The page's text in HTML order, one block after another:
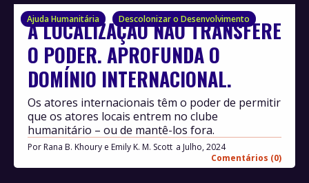
Ajuda Humanitária Descolonizar o Desenvolvimento
A LOCALIZAÇÃO NÃO TRANSFERE
O PODER. APROFUNDA O
DOMÍNIO INTERNACIONAL.
Por Rana B. Khoury e Emily K. M. Scott
Julho, 2024
Comentários (0)
Os atores internacionais têm o poder de permitir
que os atores locais entrem no clube
humanitário – ou de mantê-los fora.